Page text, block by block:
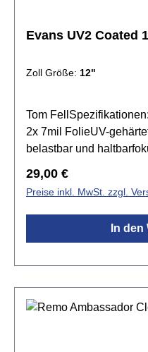
Evans UV2 Coated
Zoll Größe: 12"
Tom
2x 7mil FolieUV-
belastbar und
Technologie
Regulärer Preis:
29,00 €
Preise inkl. MwSt. zzgl.
In